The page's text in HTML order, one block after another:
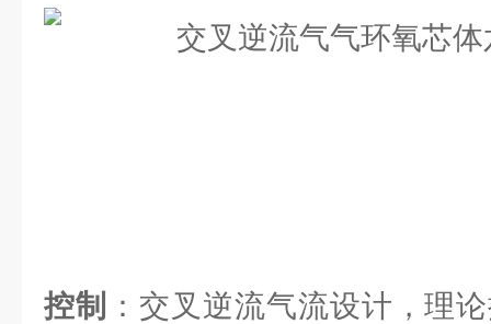
控制
：交叉逆流气流设计，理